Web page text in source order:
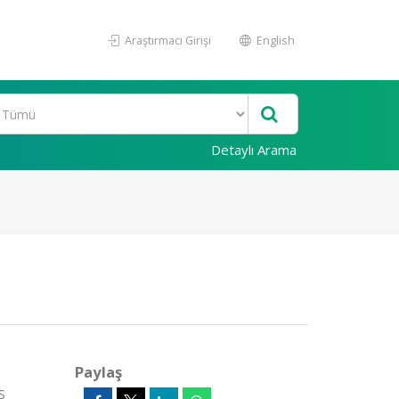
Araştırmacı Girişi English
Detaylı Arama
Paylaş